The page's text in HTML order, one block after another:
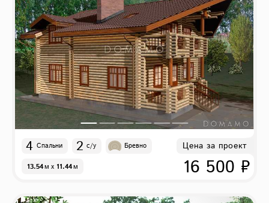
4 Спальни 2 с/у Бревно
13.54м x 11.44м
Цена за проект
16 500 ₽